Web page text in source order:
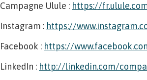
Campagne Ulule : https://
Instagram : https://
Facebook : https://
LinkedIn : http://linkedin.com/